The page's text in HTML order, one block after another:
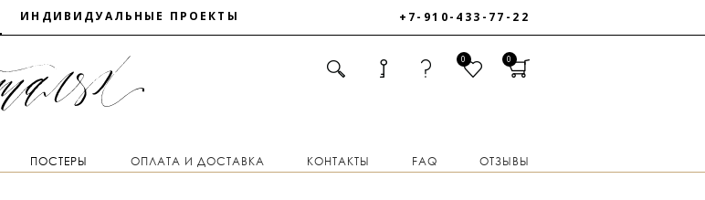
ИНДИВИДУАЛЬНЫЕ ПРОЕКТЫ +7-910-433-77-22
0 0
ПОСТЕРЫ ОПЛАТА И ДОСТАВКА КОНТАКТЫ FAQ ОТЗЫВЫ